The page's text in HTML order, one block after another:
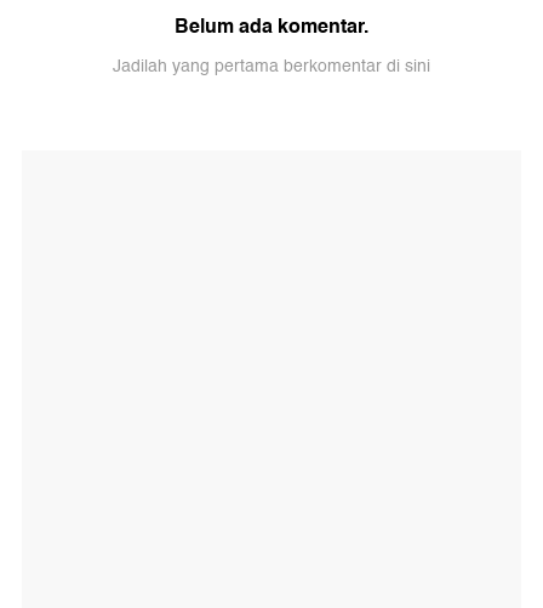
Belum ada komentar.
Jadilah yang pertama berkomentar di sini